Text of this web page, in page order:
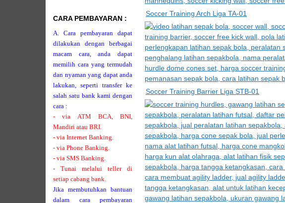
Soccer Training Arch Liga TA-01
Soccer Training Barrier Liga STB-01
CARA PEMBAYARAN :
A. Cara pembayaran dapat
dilakukan dengan berbagai
macam cara, anda dapat
memilih cara yang termudah
dan nyaman yang dapat anda
lakukan, seperti transfer ke
salah satu bank kami dengan
cara :
- via ATM BCA, BNI,
Mandiri atau BRI.
- via Internet Banking.
- via Phone Banking.
- via SMS Banking.
- Tunai melalui teller di
setiap cabang bank.
Jika membutuhkan bantuan
dalam cara pembayaran